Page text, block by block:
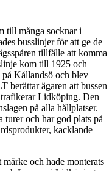
till många socknar i
busslinjer för att ge de
tillfälle att komma
kom till 1925 och
Kållandsö och blev
berättar ägaren att bussen
trafikerar Lidköping. Den
på alla hållplatser.
turer och har god plats på
kacklande
och hade monterats